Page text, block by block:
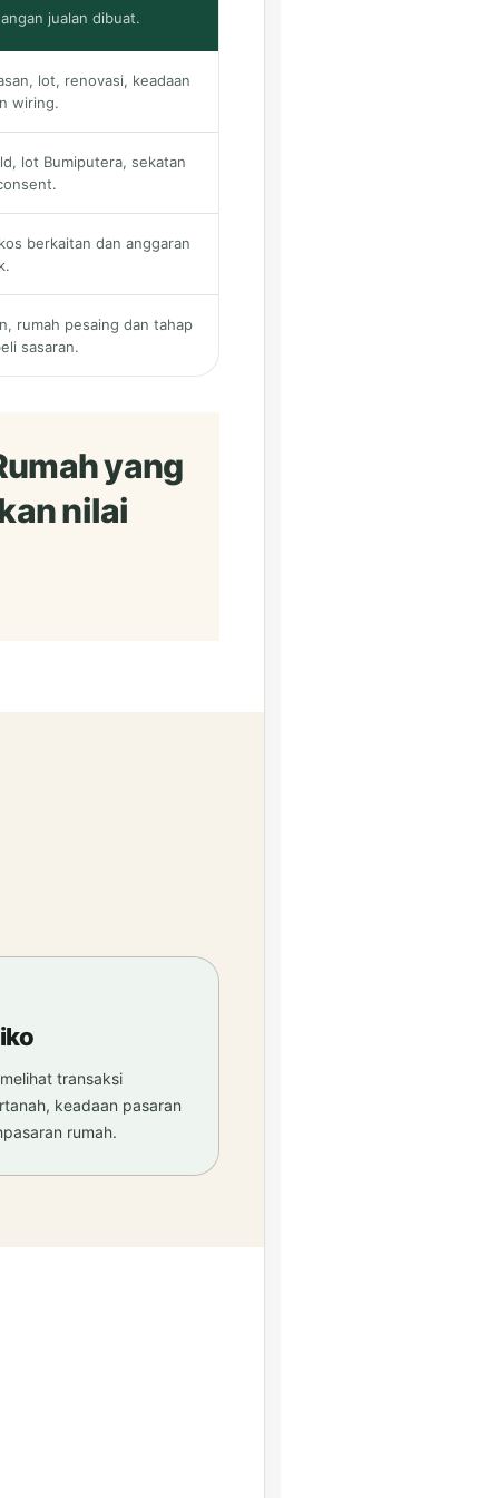
jualan dibuat.
lot, renovasi, keadaan
wiring.
lot Bumiputera, sekatan
berkaitan dan anggaran
rumah pesaing dan tahap
sasaran.
yang
nilai
transaksi
keadaan pasaran
rumah.